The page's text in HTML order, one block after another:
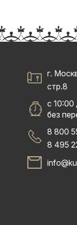
г.
стр.8
с 10:00
без
8 800
8 495